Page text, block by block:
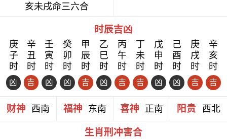
亥未戌命三六合
时辰吉凶
庚
子
时
凶
辛
丑
时
吉
壬
寅
时
凶
癸
卯
时
凶
甲
辰
时
吉
乙
巳
时
凶
丙
午
时
吉
丁
未
时
吉
戊
申
时
凶
己
酉
时
凶
庚
戌
时
吉
辛
亥
时
吉
财神 西南 福神 东南 喜神 正南 阳贵 西北
生肖刑冲害合